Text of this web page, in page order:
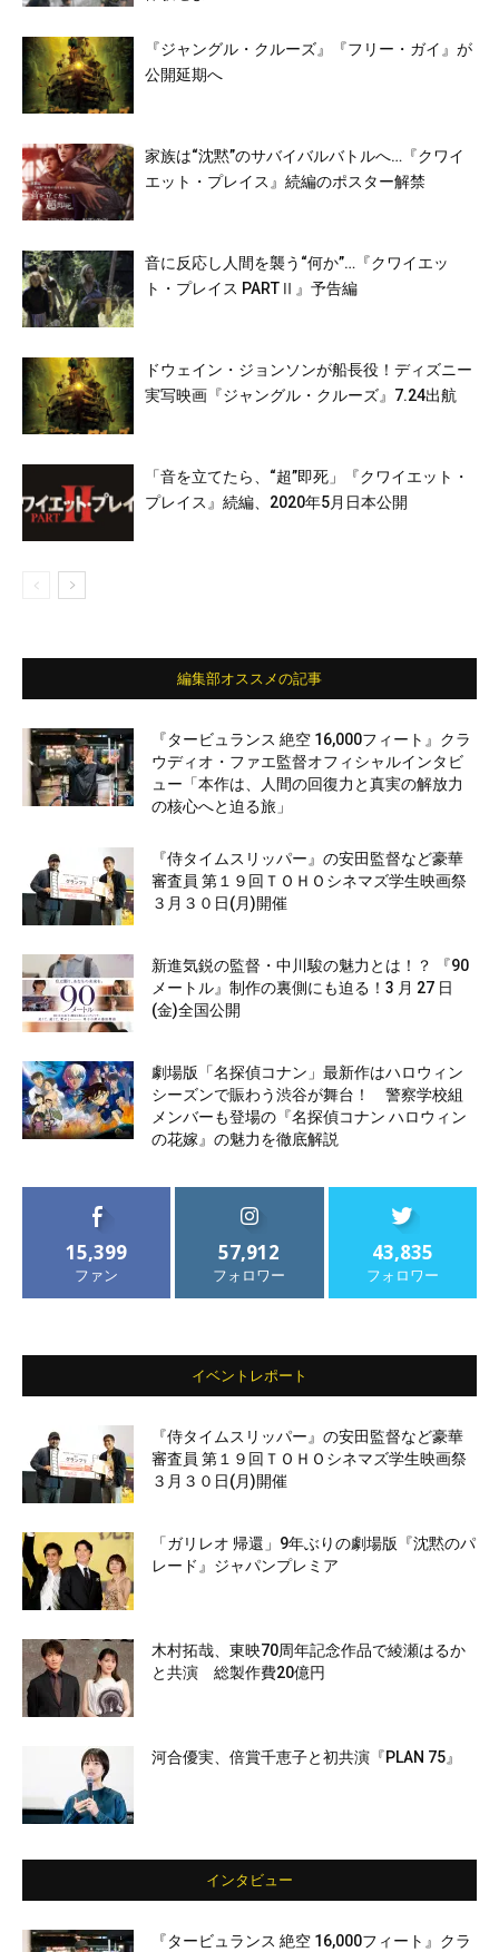
『ジャングル・クルーズ』『フリー・ガイ』が
公開延期へ
家族は“沈黙”のサバイバルバトルへ…『クワイ
エット・プレイス』続編のポスター解禁
音に反応し人間を襲う“何か”…『クワイエッ
ト・プレイス PARTⅡ』予告編
ドウェイン・ジョンソンが船長役！ディズニー
実写映画『ジャングル・クルーズ』7.24出航
「音を立てたら、“超”即死」『クワイエット・
プレイス』続編、2020年5月日本公開
編集部オススメの記事
『タービュランス 絶空 16,000フィート』クラ
ウディオ・ファエ監督オフィシャルインタビ
ュー「本作は、人間の回復力と真実の解放力
の核心へと迫る旅」
『侍タイムスリッパー』の安田監督など豪華
審査員 第１９回ＴＯＨＯシネマズ学生映画祭
３月３０日(月)開催
新進気鋭の監督・中川駿の魅力とは！？ 『90
メートル』制作の裏側にも迫る！3 月 27 日
(金)全国公開
劇場版「名探偵コナン」最新作はハロウィン
シーズンで賑わう渋谷が舞台！ 警察学校組
メンバーも登場の『名探偵コナン ハロウィン
の花嫁』の魅力を徹底解説
15,399
ファン
57,912
フォロワー
43,835
フォロワー
イベントレポート
『侍タイムスリッパー』の安田監督など豪華
審査員 第１９回ＴＯＨＯシネマズ学生映画祭
３月３０日(月)開催
「ガリレオ 帰還」9年ぶりの劇場版『沈黙のパ
レード』ジャパンプレミア
木村拓哉、東映70周年記念作品で綾瀬はるか
と共演 総製作費20億円
河合優実、倍賞千恵子と初共演『PLAN 75』
インタビュー
『タービュランス 絶空 16,000フィート』クラ